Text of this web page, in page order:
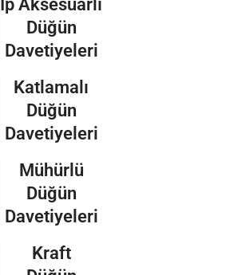
Düğün
Davetiyeleri
Katlamalı
Düğün
Davetiyeleri
Mühürlü
Düğün
Davetiyeleri
Kraft